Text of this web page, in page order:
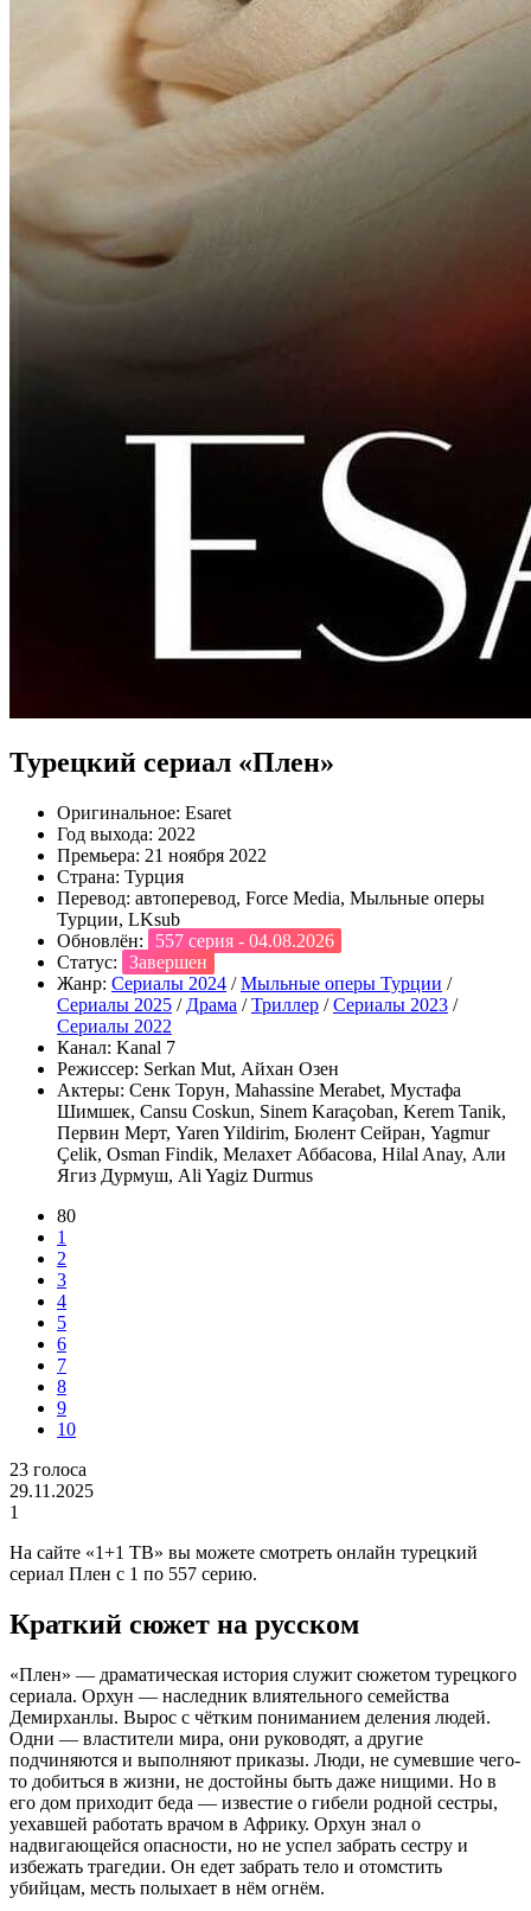
Турецкий сериал «Плен»
Оригинальное: Esaret
Год выхода: 2022
Премьера: 21 ноября 2022
Страна: Турция
Перевод: автоперевод, Force Media, Мыльные оперы
Турции, LKsub
Обновлён:
557 серия - 04.08.2026
Статус:
Завершен
Жанр: Сериалы 2024 /Мыльные оперы Турции /
Сериалы 2025 / Драма /Триллер /Сериалы 2023 /
Сериалы 2022
Канал: Kanal 7
Режиссер: Serkan Mut, Айхан Озен
Актеры: Сенк Торун, Mahassine Merabet, Мустафа
Шимшек, Cansu Coskun, Sinem Karaçoban, Kerem Tanik,
Первин Мерт, Yaren Yildirim, Бюлент Сейран, Yagmur
Çelik, Osman Findik, Мелахет Аббасова, Hilal Anay, Али
Ягиз Дурмуш, Ali Yagiz Durmus
80
1
2
3
4
5
6
7
8
9
10
23 голоса
29.11.2025
1
На сайте «1+1 ТВ» вы можете смотреть онлайн турецкий
сериал Плен с 1 по 557 серию.
Краткий сюжет на русском
«Плен» — драматическая история служит сюжетом турецкого
сериала. Орхун — наследник влиятельного семейства
Демирханлы. Вырос с чётким пониманием деления людей.
Одни — властители мира, они руководят, а другие
подчиняются и выполняют приказы. Люди, не сумевшие чего-
то добиться в жизни, не достойны быть даже нищими. Но в
его дом приходит беда — известие о гибели родной сестры,
уехавшей работать врачом в Африку. Орхун знал о
надвигающейся опасности, но не успел забрать сестру и
избежать трагедии. Он едет забрать тело и отомстить
убийцам, месть полыхает в нём огнём.